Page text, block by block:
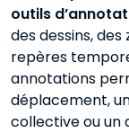
outils
des dessins,
repères
annotations
déplacement,
collective ou un